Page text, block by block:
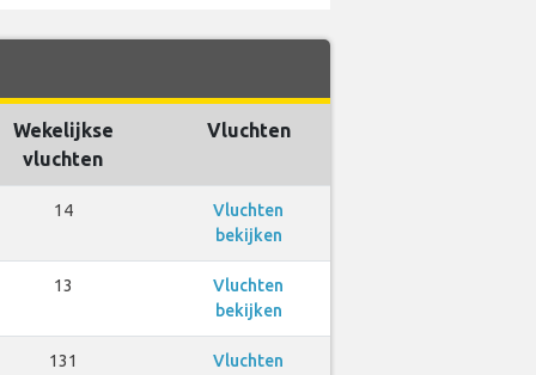
Wekelijkse
vluchten
Vluchten
14
Vluchten
bekijken
13
Vluchten
bekijken
131
Vluchten